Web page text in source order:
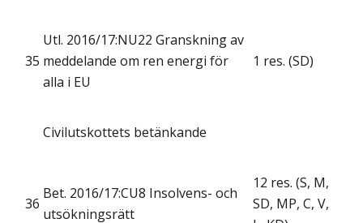
35
Utl. 2016/17:NU22 Granskning av
meddelande om ren energi för
alla i EU
1 res. (SD)
Civilutskottets betänkande
36
Bet. 2016/17:CU8 Insolvens- och
utsökningsrätt
12 res. (S, M,
SD, MP, C, V,